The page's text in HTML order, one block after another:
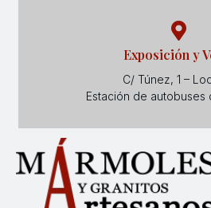
Exposición y
C/ Túnez, 1 –
Estación de autobuses